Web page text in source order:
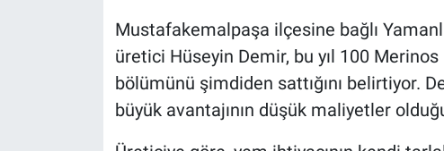
Mustafakemalpaşa ilçesine bağlı
üretici Hüseyin Demir, bu yıl 100 Merinos
bölümünü şimdiden sattığını belirtiyor.
büyük avantajının düşük maliyetler